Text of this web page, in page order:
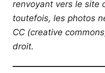
renvoyant vers le site
toutefois, les photos
CC (creative
droit.